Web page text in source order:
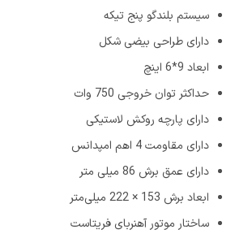
سیستم بلندگو پنج تیکه
دارای طراحی بیضی شکل
ابعاد 9*6 اینچ
حداکثر توان خروجی 750 وات
دارای پارچه روکش لاستیکی
دارای مقاومت 4 اهم امپدانس
دارای عمق برش 86 میلی متر
ابعاد برش 153 × 222 میلی‌متر
ساختار موتور آهنربای فریتاست